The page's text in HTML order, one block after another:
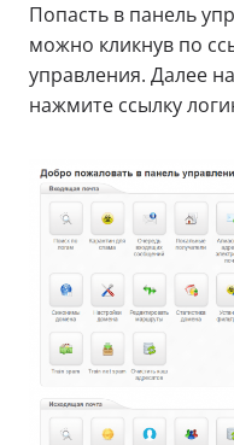
Попасть в панель
можно кликнув по
управления. Далее
нажмите ссылку